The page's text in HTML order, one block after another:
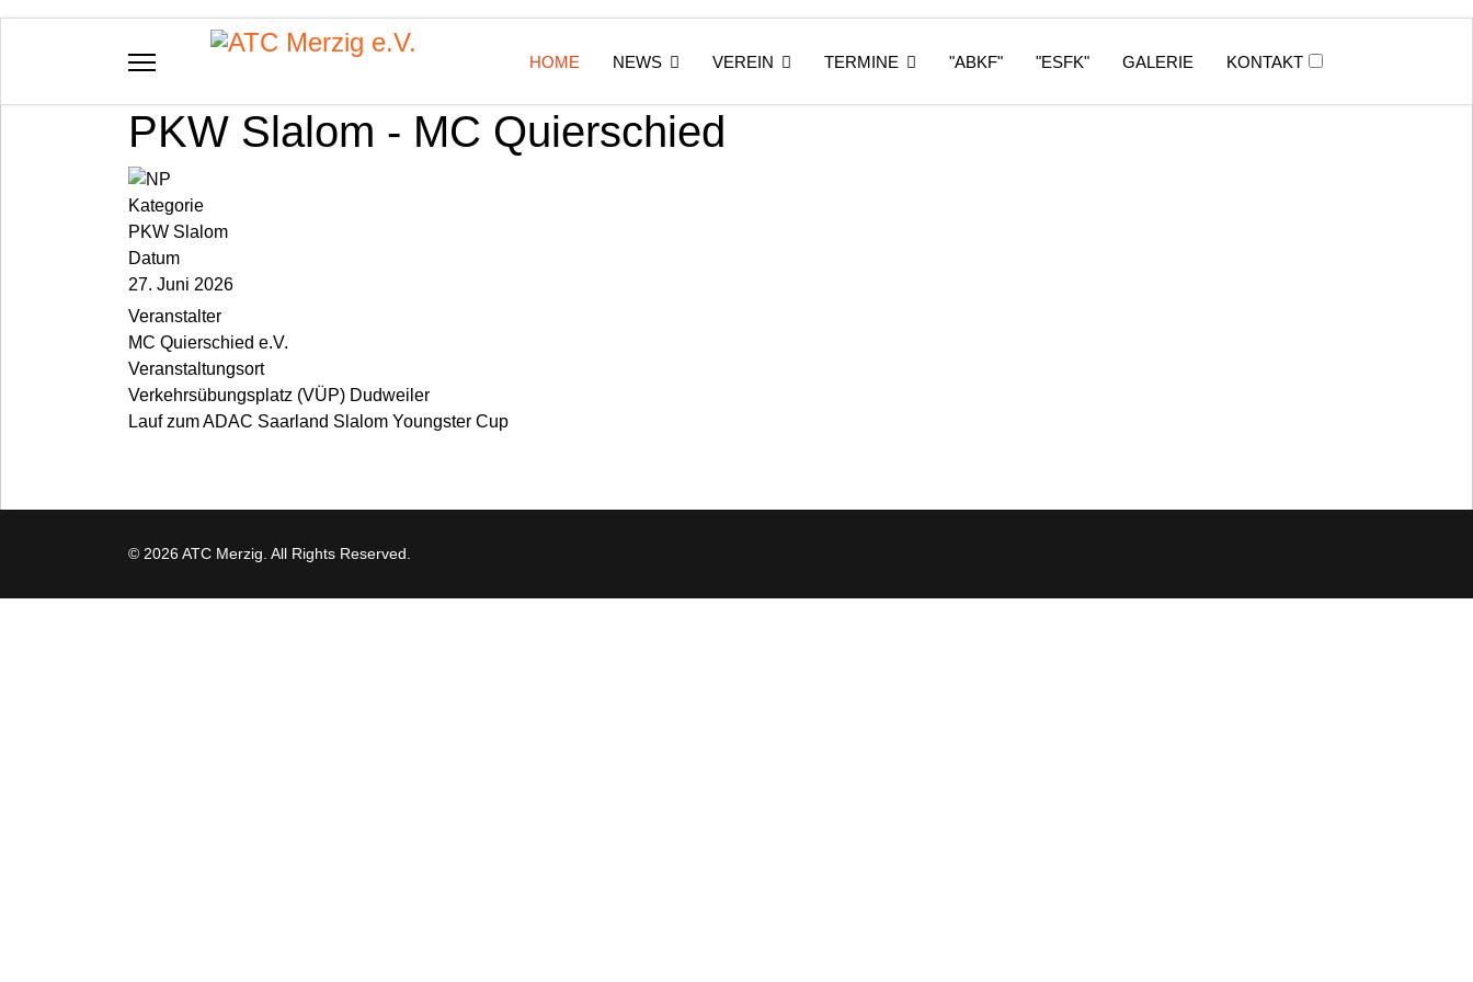
HOME NEWS VEREIN TERMINE "ABKF" "ESFK" GALERIE KONTAKT
PKW Slalom - MC Quierschied
Kategorie
PKW Slalom
Datum
27. Juni 2026
Veranstalter
MC Quierschied e.V.
Veranstaltungsort
Verkehrsübungsplatz (VÜP) Dudweiler
Lauf zum ADAC Saarland Slalom Youngster Cup
© 2026 ATC Merzig. All Rights Reserved.